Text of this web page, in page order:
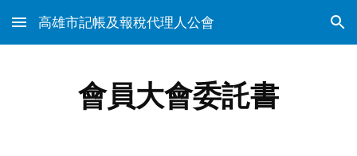
Skip to main content Skip to navigation
高雄市記帳及報稅代理人公會
會員大會委託書